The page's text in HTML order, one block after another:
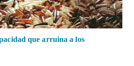
que arruina a los